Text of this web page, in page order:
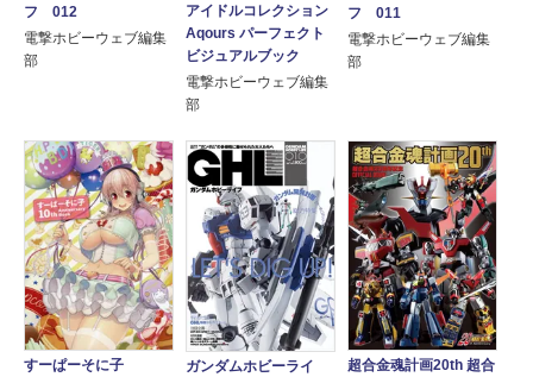
フ 012
電撃ホビーウェブ編集
部
アイドルコレクション
Aqours パーフェクト
ビジュアルブック
電撃ホビーウェブ編集
部
フ 011
電撃ホビーウェブ編集
部
すーぱーそに子
ガンダムホビーライ
超合金魂計画20th 超合